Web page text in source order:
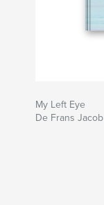
My Left Eye
De Frans Jacob